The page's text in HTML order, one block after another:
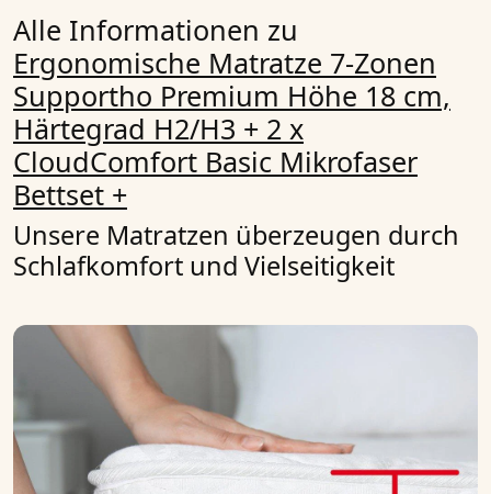
Alle Informationen zu
Ergonomische Matratze 7-Zonen
Supportho Premium Höhe 18 cm,
Härtegrad H2/H3 + 2 x
CloudComfort Basic Mikrofaser
Bettset +
Unsere Matratzen überzeugen durch
Schlafkomfort und Vielseitigkeit